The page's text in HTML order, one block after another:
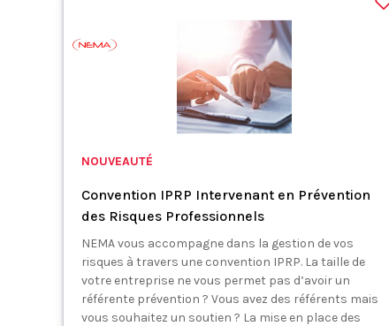
NOUVEAUTÉ
Convention IPRP Intervenant en Prévention
des Risques Professionnels
NEMA vous accompagne dans la gestion de vos
risques à travers une convention IPRP. La taille de
votre entreprise ne vous permet pas d’avoir un
référente prévention ? Vous avez des référents mais
vous souhaitez un soutien ? La mise en place des